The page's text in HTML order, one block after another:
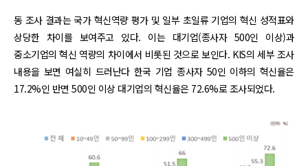
동 조사 결과는 국가 혁신역량 평가 및 일부 초일류 기업의 혁신 성적표와
상당한 차이를 보여주고 있다. 이는 대기업(종사자 500인 이상)과
중소기업의 혁신 역량의 차이에서 비롯된 것으로 보인다. KIS의 세부 조사
내용을 보면 여실히 드러난다 한국 기업 종사자 50인 이하의 혁신율은
17.2%인 반면 500인 이상 대기업의 혁신율은 72.6%로 조사되었다.